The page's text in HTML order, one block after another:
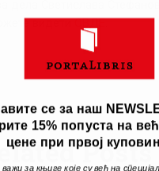
видетиОВДЕ.
Posts
се за наш
15% попуста на
цене при првој
за књиге које су већ на